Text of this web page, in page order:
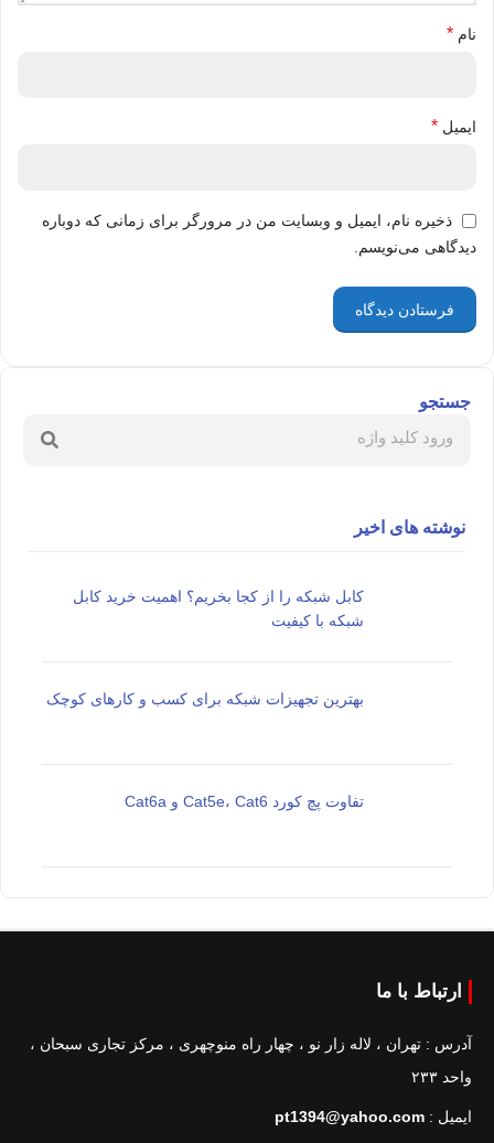
نام *
ایمیل *
ذخیره نام، ایمیل و وبسایت من در مرورگر برای زمانی که دوباره
دیدگاهی می‌نویسم.
جستجو
نوشته های اخیر
کابل شبکه را از کجا بخریم؟ اهمیت خرید کابل
شبکه با کیفیت
بهترین تجهیزات شبکه برای کسب و کارهای کوچک
تفاوت پچ کورد Cat5e، Cat6 و Cat6a
ارتباط با ما
آدرس : تهران ، لاله زار نو ، چهار راه منوچهری ، مرکز تجاری سبحان ،
واحد ۲۳۳
ایمیل : pt1394@yahoo.com